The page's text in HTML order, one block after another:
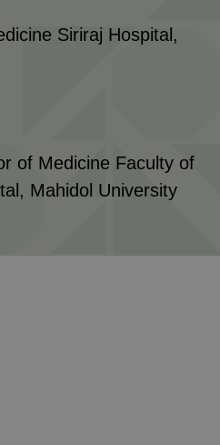
Siriraj Hospital,
of Medicine Faculty of
Mahidol University